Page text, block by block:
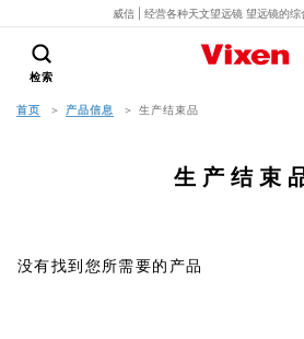
威信 | 经营各种天文望远镜 望远镜的综
检索
首页 产品信息 生产结束品
生产结束
没有找到您所需要的产品